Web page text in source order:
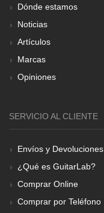
Dónde estamos
Noticias
Artículos
Marcas
Opiniones
SERVICIO AL CLIENTE
Envíos y Devoluciones
¿Qué es GuitarLab?
Comprar Online
Comprar por Teléfono